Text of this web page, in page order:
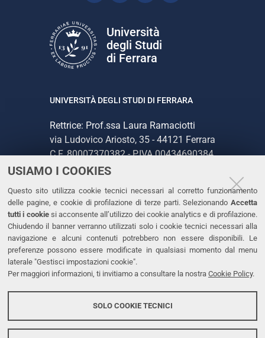
USIAMO I COOKIES
Questo sito utilizza cookie tecnici necessari al corretto funzionamento
delle pagine, e cookie di profilazione di terze parti. Selezionando Accetta
tutti i cookiesi acconsente all’utilizzo dei cookie analytics e di profilazione.
Chiudendo il banner verranno utilizzati solo i cookie tecnici necessari alla
navigazione e alcuni contenuti potrebbero non essere disponibili. Le
preferenze possono essere modificate in qualsiasi momento dal menu
laterale "Gestisci impostazioni cookie".
Per maggiori informazioni, ti invitiamo a consultare la nostra Cookie Policy.
SOLO COOKIE TECNICI
Università
degli Studi
di Ferrara
UNIVERSITÀ DEGLI STUDI DI FERRARA
Rettrice: Prof.ssa Laura Ramaciotti
via Ludovico Ariosto, 35 - 44121 Ferrara
C.F. 80007370382 - P.IVA 00434690384
CONTATTI
Tel. +39 0532 293111
Fax. +39 0532 293031
PEC
LINKS
Accessibilità
Protezione dati personali